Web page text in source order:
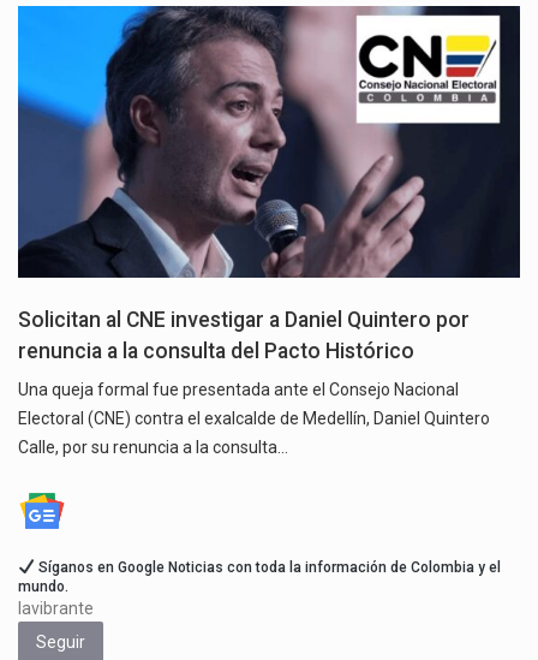
Solicitan al CNE investigar a Daniel Quintero por
renuncia a la consulta del Pacto Histórico
Una queja formal fue presentada ante el Consejo Nacional
Electoral (CNE) contra el exalcalde de Medellín, Daniel Quintero
Calle, por su renuncia a la consulta…
Síganos en Google Noticias con toda la información de Colombia y el
mundo.
lavibrante
Seguir